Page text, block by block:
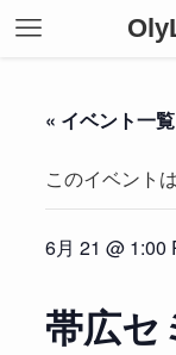
« イベント一覧
このイベント
6月 21 @ 1:00
帯広セ